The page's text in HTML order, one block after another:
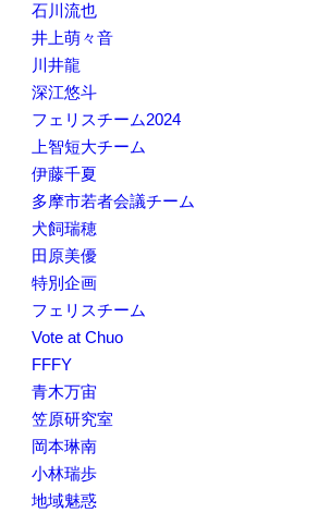
石川流也
井上萌々音
川井龍
深江悠斗
フェリスチーム2024
上智短大チーム
伊藤千夏
多摩市若者会議チーム
犬飼瑞穂
田原美優
特別企画
フェリスチーム
Vote at Chuo
FFFY
青木万宙
笠原研究室
岡本琳南
小林瑞歩
地域魅惑